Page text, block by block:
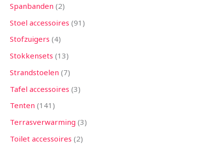
Spanbanden 2
Stoel accessoires 91
Stofzuigers 4
Stokkensets 13
Strandstoelen 7
Tafel accessoires 3
Tenten 141
Terrasverwarming 3
Toilet accessoires 2